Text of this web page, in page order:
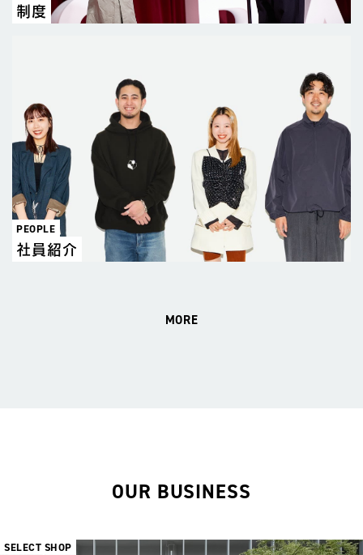
制度
PEOPLE
社員紹介
MORE
OUR BUSINESS
SELECT SHOP